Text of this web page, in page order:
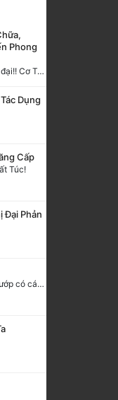
Phong
Chương 2420 Công tích vĩ đại!! Cơ Tu Chi Thần?!
Dụng
Cấp
Túc!
Đại Phản
Chương 1340: Những kẻ cướp có cánh